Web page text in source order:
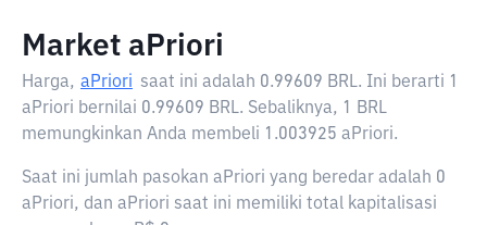
Market aPriori
Harga, aPriori saat ini adalah 0.99609 BRL. Ini berarti 1
aPriori bernilai 0.99609 BRL. Sebaliknya, 1 BRL
memungkinkan Anda membeli 1.003925 aPriori.
Saat ini jumlah pasokan aPriori yang beredar adalah 0
aPriori, dan aPriori saat ini memiliki total kapitalisasi